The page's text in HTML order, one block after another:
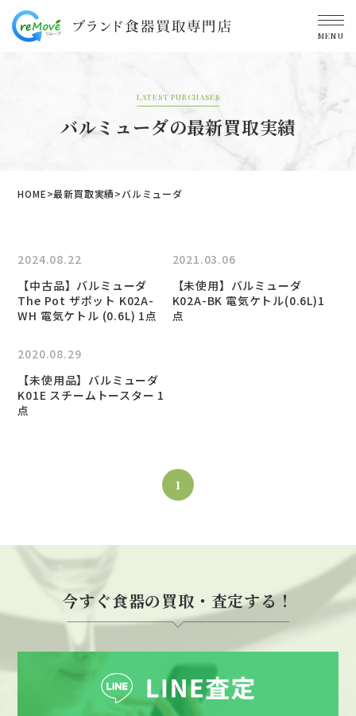
MENU
LATEST PURCHASES
バルミューダの最新買取実績
HOME 最新買取実績 バルミューダ
2024.08.22
【中古品】バルミューダ
The Pot ザポット K02A-
WH 電気ケトル (0.6L) 1点
2021.03.06
【未使用】バルミューダ
K02A-BK 電気ケトル(0.6L)1
点
2020.08.29
【未使用品】バルミューダ
K01E スチームトースター 1
点
1
今すぐ食器の買取・査定する！